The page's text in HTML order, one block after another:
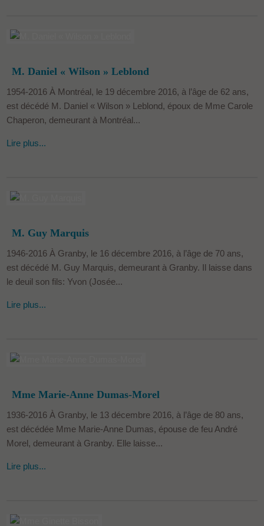
M. Daniel « Wilson » Leblond
1954-2016 À Montréal, le 19 décembre 2016, à l’âge de 62 ans,
est décédé M. Daniel « Wilson » Leblond, époux de Mme Carole
Chaperon, demeurant à Montréal...
Lire plus...
M. Guy Marquis
1946-2016 À Granby, le 16 décembre 2016, à l’âge de 70 ans,
est décédé M. Guy Marquis, demeurant à Granby. Il laisse dans
le deuil son fils: Yvon (Josée...
Lire plus...
Mme Marie-Anne Dumas-Morel
1936-2016 À Granby, le 13 décembre 2016, à l’âge de 80 ans,
est décédée Mme Marie-Anne Dumas, épouse de feu André
Morel, demeurant à Granby. Elle laisse...
Lire plus...